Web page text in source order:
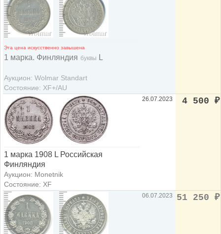
Эта цена искусственно завышена
1 марка. Финляндия буквы L
Аукцион: Wolmar Standart
Состояние: XF+/AU
1 марка 1908 L Российская
Финляндия
Аукцион: Monetnik
Состояние: XF
26.07.2023 4 500 ₽
06.07.2023 51 250 ₽